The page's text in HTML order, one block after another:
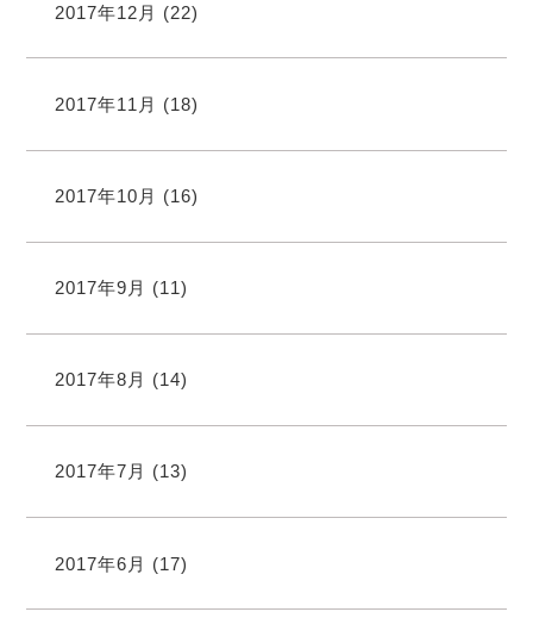
2017年12月 (22)
2017年11月 (18)
2017年10月 (16)
2017年9月 (11)
2017年8月 (14)
2017年7月 (13)
2017年6月 (17)